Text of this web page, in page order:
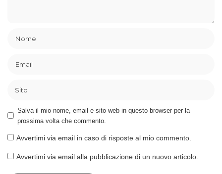
Salva il mio nome, email e sito web in questo browser per la
prossima volta che commento.
Avvertimi via email in caso di risposte al mio commento.
Avvertimi via email alla pubblicazione di un nuovo articolo.